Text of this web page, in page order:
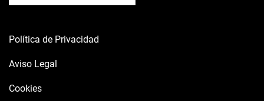
Política de Privacidad
Aviso Legal
Cookies